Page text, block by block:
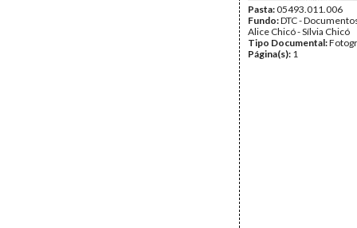
Pasta:05493.011.006
Fundo:DTC -
Alice Chicó - Sílvia Chicó
Tipo Documental:
Página(s): 1